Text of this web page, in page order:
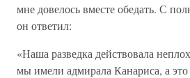
мне довелось вместе обедать. С
он ответил:
«Наша разведка действовала
мы имели адмирала Канариса, а это